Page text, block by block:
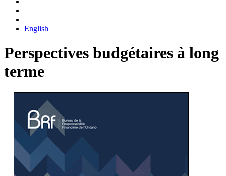
English
Perspectives budgétaires à long
terme